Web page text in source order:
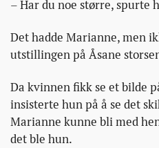
– Har du noe større, spurte
Det hadde Marianne, men
utstillingen på Åsane
Da kvinnen fikk se et bilde
insisterte hun på å se det
Marianne kunne bli med
det ble hun.